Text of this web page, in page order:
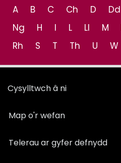
A
B C Ch D Dd
Ng
H I L Ll M
Rh
S T Th U W
Cysylltwch â ni
Map o'r wefan
Telerau ar gyfer defnydd